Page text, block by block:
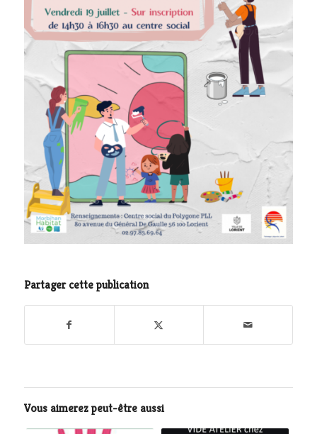
Partager cette publication
Vous aimerez peut-être aussi